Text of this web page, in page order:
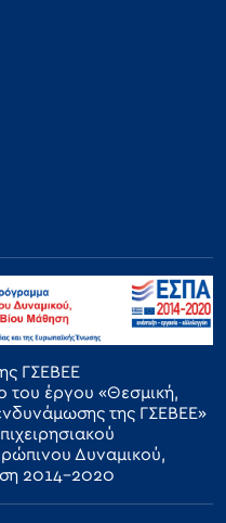
ΓΣΕΒΕΕ
του έργου «Θεσμική,
της ΓΣΕΒΕΕ»
Δυναμικού,
2014-2020